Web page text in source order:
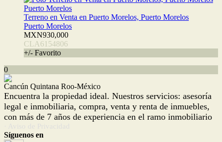
Terreno en Venta en Puerto Morelos, Puerto Morelos
Puerto Morelos
MXN930,000
CLA6154806
+/- Favorito
0
Cancún Quintana Roo-México
Encuentra la propiedad ideal. Nuestros servicios: asesoría
legal e inmobiliaria, compra, venta y renta de inmuebles,
con más de 7 años de experiencia en el ramo inmobiliario
Síguenos en